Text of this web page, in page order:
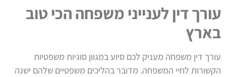
עורך דין לענייני משפחההכי טוב
בארץ
עורך דין משפחה מעניק לכם סיוע במגוון סוגיות משפטיות
הקשורות לחיי המשפחה. מדובר בהליכים משפטיים שלהם ישנה